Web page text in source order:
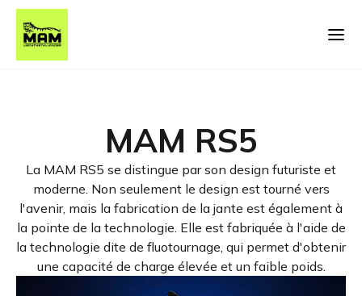
MAM RS5
La MAM RS5 se distingue par son design futuriste et
moderne. Non seulement le design est tourné vers
l'avenir, mais la fabrication de la jante est également à
la pointe de la technologie. Elle est fabriquée à l'aide de
la technologie dite de fluotournage, qui permet d'obtenir
une capacité de charge élevée et un faible poids.